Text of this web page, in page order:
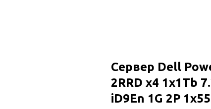
Сервер Dell
2RRD x4 1x1Tb
iD9En 1G 2P